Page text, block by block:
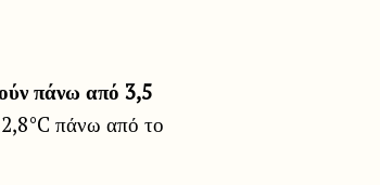
πάνω από 3,5
πάνω από το